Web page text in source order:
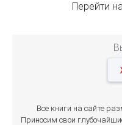
Перейти
Все книги на сайте
Приносим свои